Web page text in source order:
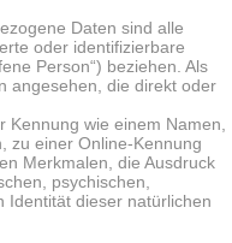
Daten sind alle
oder identifizierbare
Person“) beziehen. Als
angesehen, die direkt oder
wie einem Namen,
zu einer Online-Kennung
Merkmalen, die Ausdruck
psychischen,
Identität dieser natürlichen